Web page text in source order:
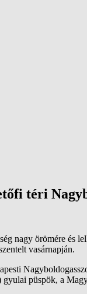
téri
nagy örömére és
vasárnapján.
püspök, a